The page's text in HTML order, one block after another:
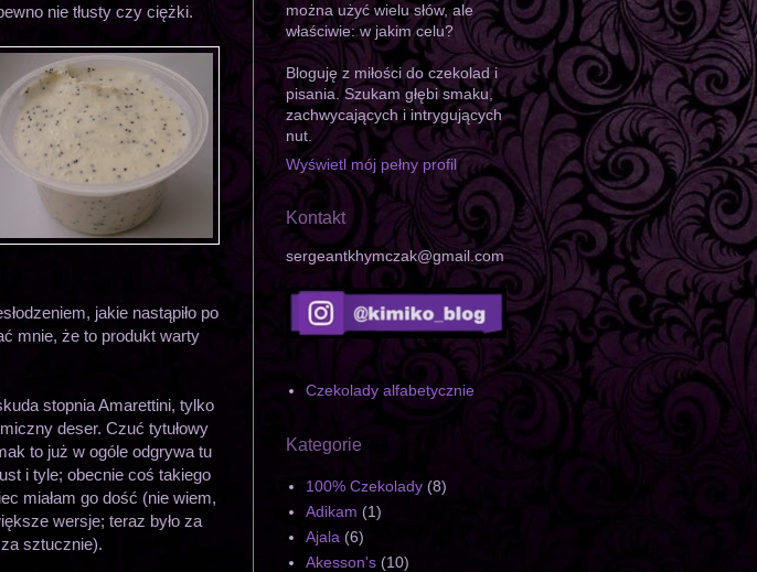
nie tłusty czy ciężki.
jakie nastąpiło po
mnie, że to produkt warty
stopnia Amarettini, tylko
deser. Czuć tytułowy
to już w ogóle odgrywa tu
i tyle; obecnie coś takiego
miałam go dość (nie wiem,
wersje; teraz było za
sztucznie).
można użyć wielu słów, ale
właściwie: w jakim celu?
Bloguję z miłości do czekolad i
pisania. Szukam głębi smaku,
zachwycających i intrygujących
nut.
Wyświetl mój pełny profil
Kontakt
sergeantkhymczak@gmail.com
Czekolady alfabetycznie
Kategorie
100% Czekolady (8)
Adikam (1)
Ajala (6)
Akesson's (10)